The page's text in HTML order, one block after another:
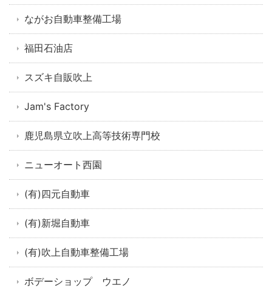
ながお自動車整備工場
福田石油店
スズキ自販吹上
Jam's Factory
鹿児島県立吹上高等技術専門校
ニューオート西園
(有)四元自動車
(有)新堀自動車
(有)吹上自動車整備工場
ボデーショップ ウエノ